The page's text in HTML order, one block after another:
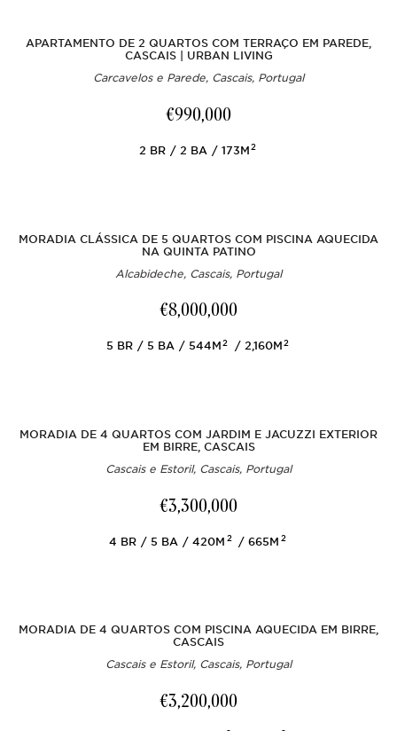
APARTAMENTO DE 2 QUARTOS COM TERRAÇO EM PAREDE,
CASCAIS | URBAN LIVING
Carcavelos e Parede, Cascais, Portugal
€990,000
2 BR 2 BA 173M2
MORADIA CLÁSSICA DE 5 QUARTOS COM PISCINA AQUECIDA
NA QUINTA PATINO
Alcabideche, Cascais, Portugal
€8,000,000
5 BR 5 BA 544M2 2,160M2
MORADIA DE 4 QUARTOS COM JARDIM E JACUZZI EXTERIOR
EM BIRRE, CASCAIS
Cascais e Estoril, Cascais, Portugal
€3,300,000
4 BR 5 BA 420M2 665M2
MORADIA DE 4 QUARTOS COM PISCINA AQUECIDA EM BIRRE,
CASCAIS
Cascais e Estoril, Cascais, Portugal
€3,200,000